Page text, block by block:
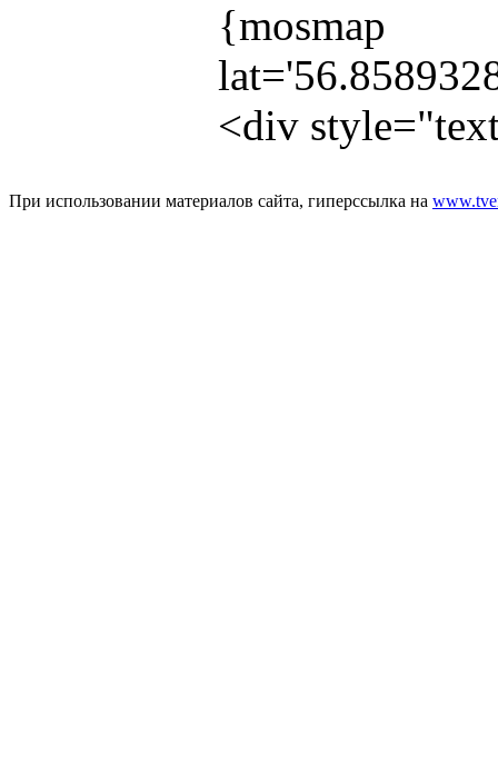
{mosmap
<div
При использовании материалов сайта, гиперссылка на